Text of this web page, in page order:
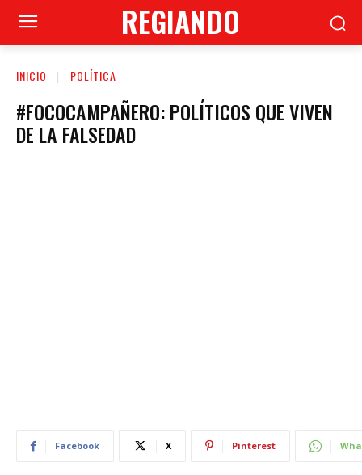
REGIANDO
INICIO POLÍTICA
#FOCOCAMPAÑERO: POLÍTICOS QUE VIVEN
DE LA FALSEDAD
Facebook X Pinterest